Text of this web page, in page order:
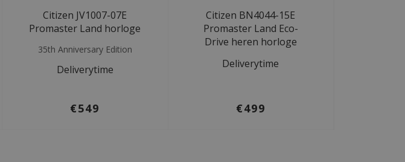
Citizen JV1007-07E
Promaster Land horloge
35th Anniversary Edition
Deliverytime
€549
Citizen BN4044-15E
Promaster Land Eco-
Drive heren horloge
Deliverytime
€499